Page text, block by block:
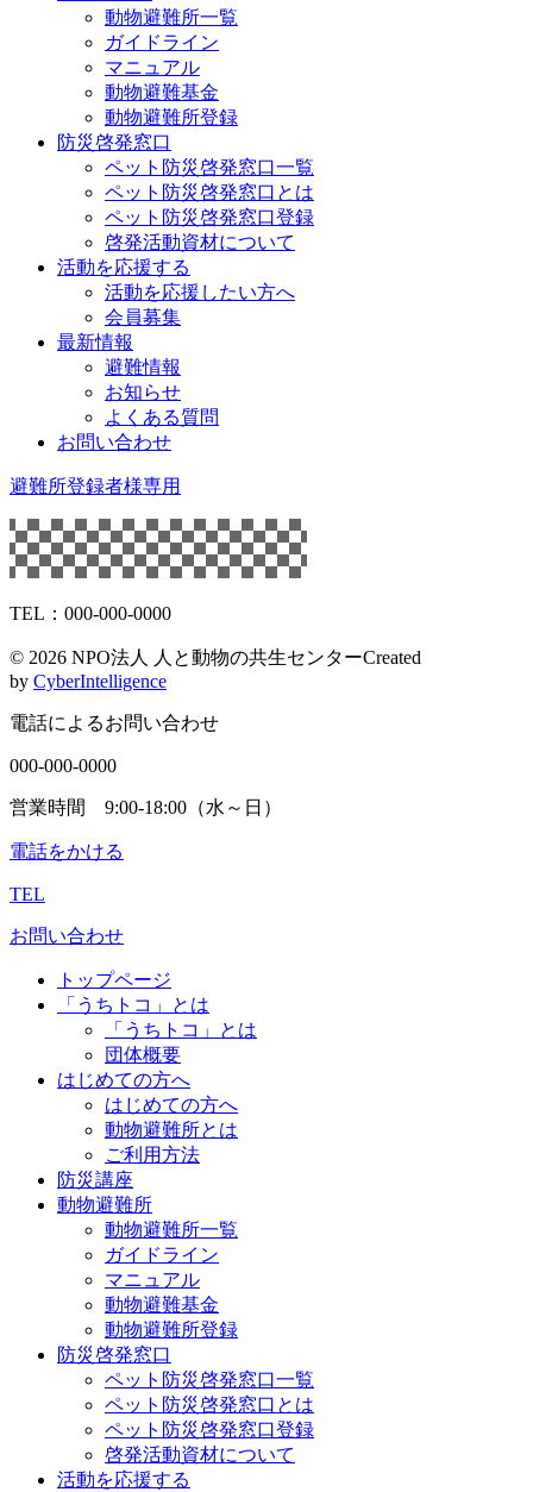
動物避難所一覧
ガイドライン
マニュアル
動物避難基金
動物避難所登録
防災啓発窓口
ペット防災啓発窓口一覧
ペット防災啓発窓口とは
ペット防災啓発窓口登録
啓発活動資材について
活動を応援する
活動を応援したい方へ
会員募集
最新情報
避難情報
お知らせ
よくある質問
お問い合わせ
避難所登録者様専用
TEL：000-000-0000
© 2026 NPO法人 人と動物の共生センターCreated
by CyberIntelligence
電話によるお問い合わせ
000-000-0000
営業時間 9:00-18:00（水～日）
電話をかける
TEL
お問い合わせ
トップページ
「うちトコ」とは
「うちトコ」とは
団体概要
はじめての方へ
はじめての方へ
動物避難所とは
ご利用方法
防災講座
動物避難所
動物避難所一覧
ガイドライン
マニュアル
動物避難基金
動物避難所登録
防災啓発窓口
ペット防災啓発窓口一覧
ペット防災啓発窓口とは
ペット防災啓発窓口登録
啓発活動資材について
活動を応援する